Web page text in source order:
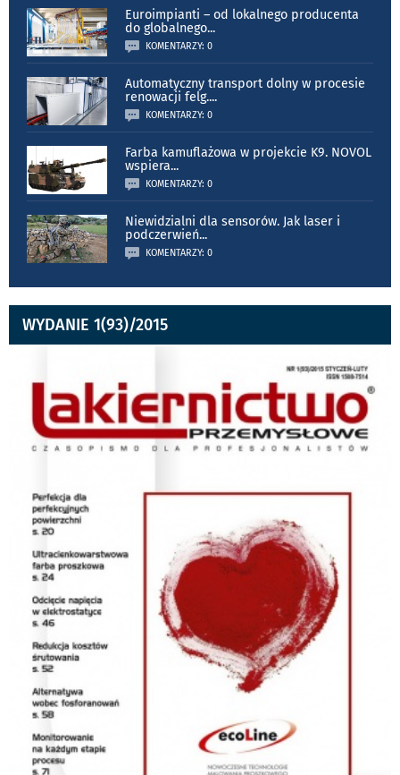
Euroimpianti – od lokalnego producenta
do globalnego...
KOMENTARZY: 0
Automatyczny transport dolny w procesie
renowacji felg....
KOMENTARZY: 0
Farba kamuflażowa w projekcie K9. NOVOL
wspiera...
KOMENTARZY: 0
Niewidzialni dla sensorów. Jak laser i
podczerwień...
KOMENTARZY: 0
WYDANIE 1(93)/2015